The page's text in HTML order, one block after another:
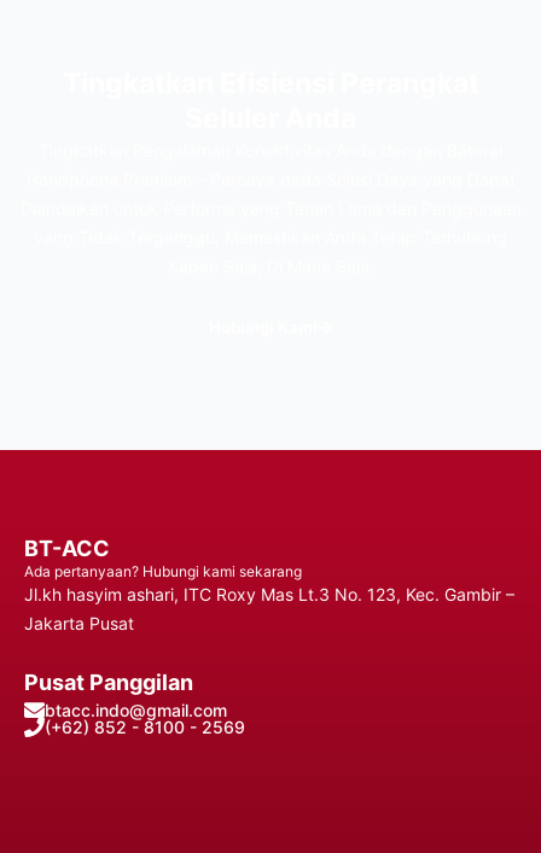
BT-ACC
Ada pertanyaan? Hubungi kami sekarang
Jl.kh hasyim ashari, ITC Roxy Mas Lt.3 No. 123, Kec. Gambir –
Jakarta Pusat
Pusat Panggilan
btacc.indo@gmail.com
(+62) 852 - 8100 - 2569